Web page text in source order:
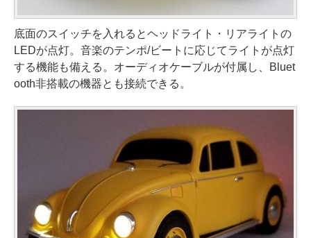
底面のスイッチを入れるとヘッドライト・リアライトの
LEDが点灯。音楽のテンポ/ビートに応じてライトが点灯
する機能も備える。オーディオケーブルが付属し、Bluet
ooth非搭載の機器とも接続できる。